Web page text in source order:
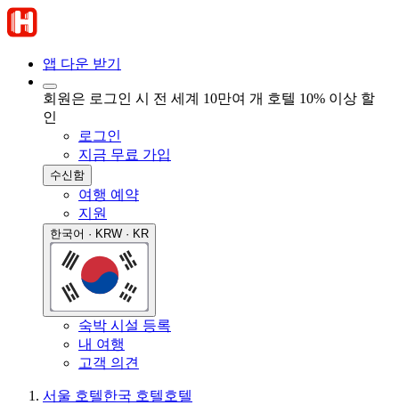
앱 다운 받기
회원은 로그인 시 전 세계 10만여 개 호텔 10% 이상 할
인
로그인
지금 무료 가입
수신함
여행 예약
지원
한국어 · KRW · KR
숙박 시설 등록
내 여행
고객 의견
서울 호텔한국 호텔호텔